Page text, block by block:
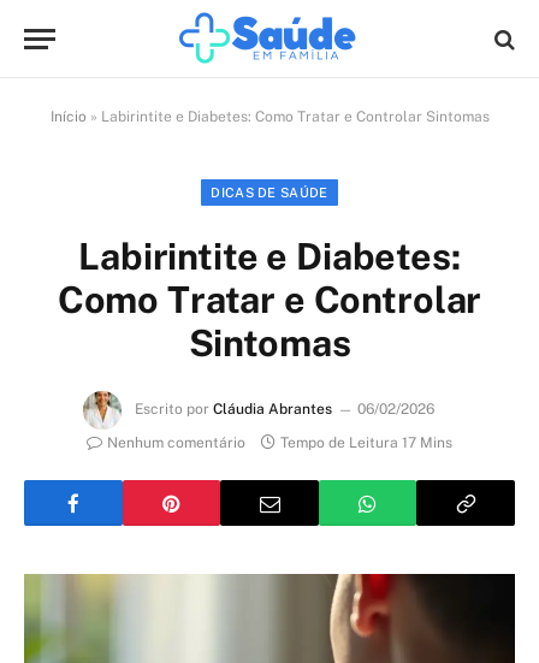
Início » Labirintite e Diabetes: Como Tratar e Controlar Sintomas
DICAS DE SAÚDE
Labirintite e Diabetes:
Como Tratar e Controlar
Sintomas
Escrito por Cláudia Abrantes
06/02/2026
Nenhum comentário
Tempo de Leitura 17 Mins